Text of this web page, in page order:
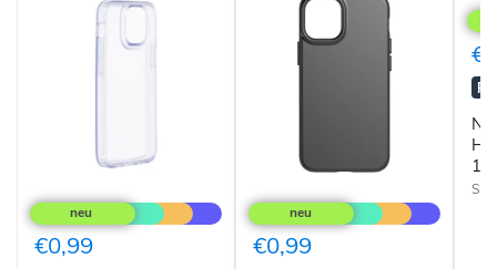
EvoClear
Schutzhülle
Apple
iPhone
€0,99
EvoSlim
Schutzhülle
Apple
iPhone
€0,99
für
12
mini
12